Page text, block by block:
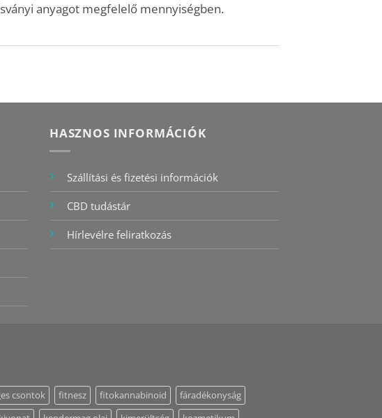
anyagot megfelelő mennyiségben.
HASZNOS INFORMÁCIÓK
Szállítási és fizetési információk
CBD tudástár
Hírlevélre feliratkozás
csontok fitnesz fitokannabinoid
fáradékonyság